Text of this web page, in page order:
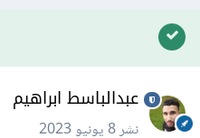
عبدالباسط ابراهيم
نشر8 يونيو 2023